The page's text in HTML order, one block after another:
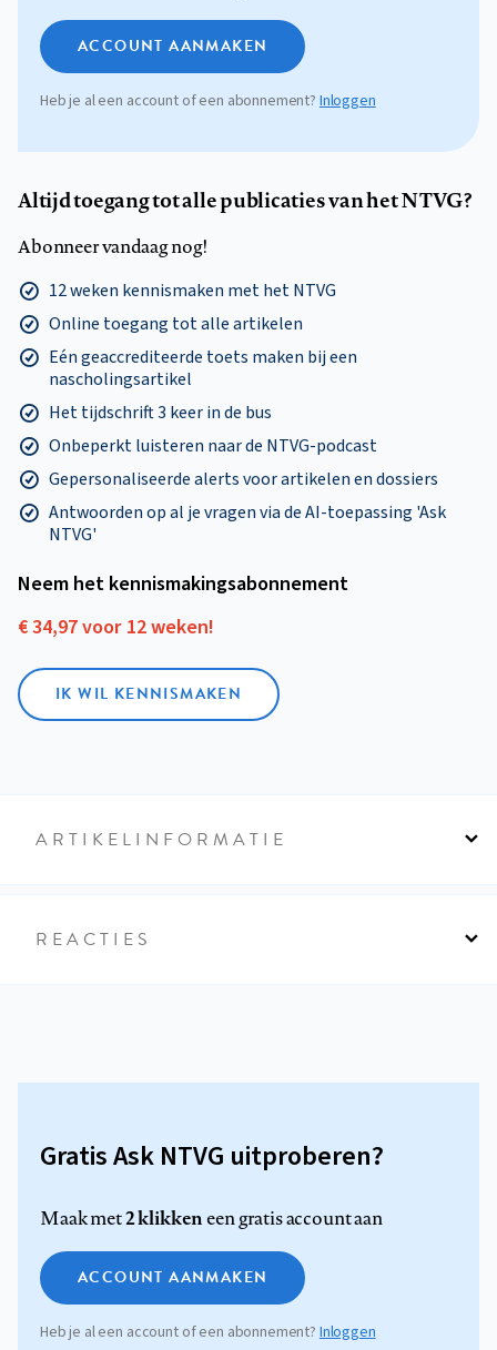
ACCOUNT AANMAKEN
Heb je al een account of een abonnement? Inloggen
Altijd toegang tot alle publicaties van het NTVG?
Abonneer vandaag nog!
12 weken kennismaken met het NTVG
Online toegang tot alle artikelen
Eén geaccrediteerde toets maken bij een
nascholingsartikel
Het tijdschrift 3 keer in de bus
Onbeperkt luisteren naar de NTVG-podcast
Gepersonaliseerde alerts voor artikelen en dossiers
Antwoorden op al je vragen via de AI-toepassing 'Ask
NTVG'
Neem het kennismakings­abonnement
€ 34,97 voor 12 weken!
IK WIL KENNISMAKEN
ARTIKELINFORMATIE
REACTIES
Gratis Ask NTVG uitproberen?
Maak met2 klikkeneen gratis account aan
ACCOUNT AANMAKEN
Heb je al een account of een abonnement?Inloggen